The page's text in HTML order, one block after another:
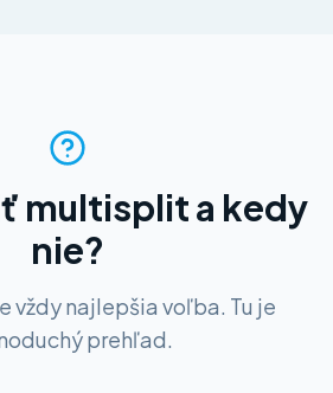
multisplit a kedy
nie?
vždy najlepšia voľba. Tu je
prehľad.